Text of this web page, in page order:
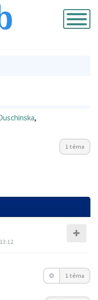
Přepnout
navigaci
,
1 téma
1 téma